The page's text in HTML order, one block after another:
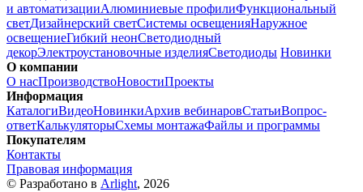
и автоматизацииАлюминиевые профилиФункциональный
светДизайнерский светСистемы освещенияНаружное
освещениеГибкий неонСветодиодный
декорЭлектроустановочные изделияСветодиоды Новинки
О компании
О насПроизводствоНовостиПроекты
Информация
КаталогиВидеоНовинкиАрхив вебинаровСтатьиВопрос-
ответКалькуляторыСхемы монтажаФайлы и программы
Покупателям
Контакты
Правовая информация
© Разработано в Arlight, 2026